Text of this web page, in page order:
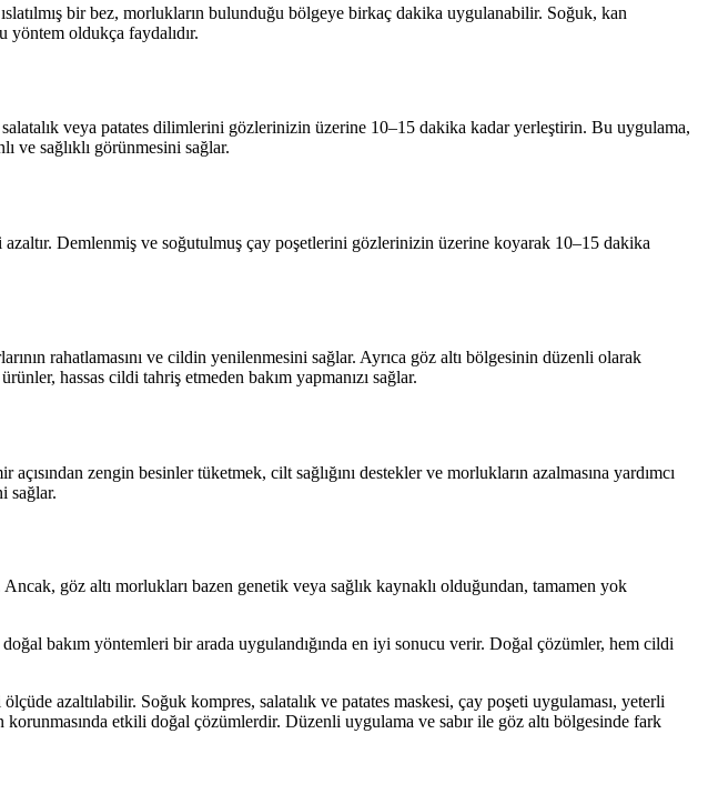
bir bez, morlukların bulunduğu bölgeye birkaç dakika uygulanabilir. Soğuk, kan
yöntem oldukça faydalıdır.
veya patates dilimlerini gözlerinizin üzerine 10–15 dakika kadar yerleştirin. Bu uygulama,
ve sağlıklı görünmesini sağlar.
Demlenmiş ve soğutulmuş çay poşetlerini gözlerinizin üzerine koyarak 10–15 dakika
rahatlamasını ve cildin yenilenmesini sağlar. Ayrıca göz altı bölgesinin düzenli olarak
hassas cildi tahriş etmeden bakım yapmanızı sağlar.
zengin besinler tüketmek, cilt sağlığını destekler ve morlukların azalmasına yardımcı
sağlar.
göz altı morlukları bazen genetik veya sağlık kaynaklı olduğundan, tamamen yok
bakım yöntemleri bir arada uygulandığında en iyi sonucu verir. Doğal çözümler, hem cildi
azaltılabilir. Soğuk kompres, salatalık ve patates maskesi, çay poşeti uygulaması, yeterli
etkili doğal çözümlerdir. Düzenli uygulama ve sabır ile göz altı bölgesinde fark